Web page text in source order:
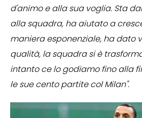
d'animo e alla sua voglia. Sta
alla squadra, ha aiutato a
maniera esponenziale, ha dato
qualità, la squadra si è
intanto ce lo godiamo fino alla
le sue cento partite col Milan".